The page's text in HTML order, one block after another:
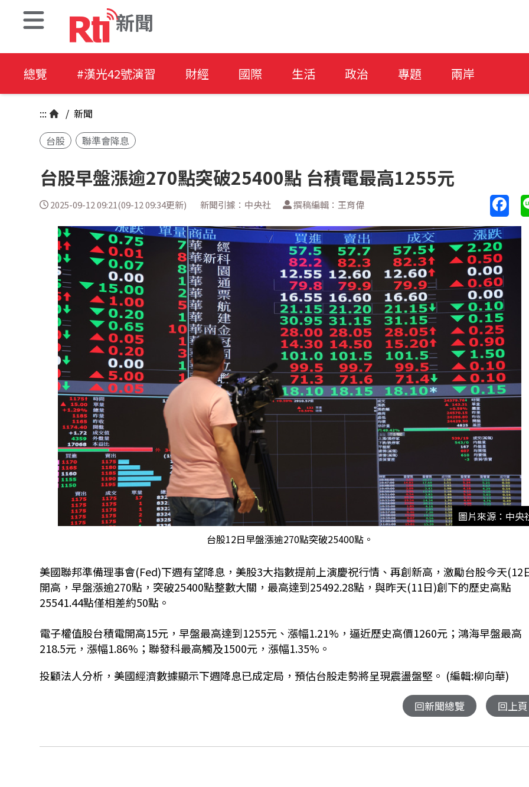
新聞
總覽 #漢光42號演習 財經 國際 生活 政治 專題 兩岸
::: / 新聞
台股
聯準會降息
台股早盤漲逾270點突破25400點 台積電最高1255元
2025-09-12 09:21(09-12 09:34更新) 新聞引據：中央社 撰稿編輯：王育偉
圖片來源：中央
台股12日早盤漲逾270點突破25400點。
美國聯邦準備理事會(Fed)下週有望降息，美股3大指數提前上演慶祝行情、再創新高，激勵台股今天(12
開高，早盤漲逾270點，突破25400點整數大關，最高達到25492.28點，與昨天(11日)創下的歷史高點
25541.44點僅相差約50點。
電子權值股台積電開高15元，早盤最高達到1255元、漲幅1.21%，逼近歷史高價1260元；鴻海早盤最高
218.5元，漲幅1.86%；聯發科最高觸及1500元，漲幅1.35%。
投顧法人分析，美國經濟數據顯示下週降息已成定局，預估台股走勢將呈現震盪盤堅。 (編輯:柳向華)
回新聞總覽 回上頁